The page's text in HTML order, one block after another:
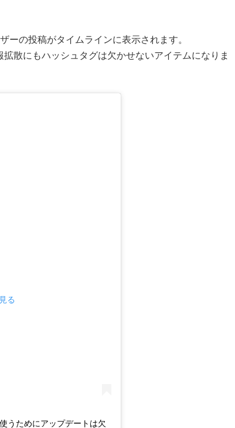
ーの投稿がタイムラインに表示されます。
散にもハッシュタグは欠かせないアイテムになりま
る
うためにアップデートは欠